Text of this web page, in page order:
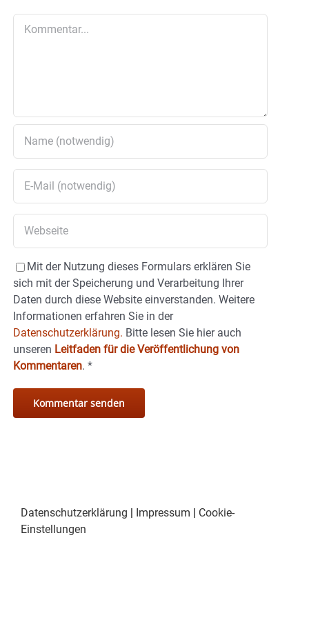
Mit der Nutzung dieses Formulars erklären Sie
sich mit der Speicherung und Verarbeitung Ihrer
Daten durch diese Website einverstanden. Weitere
Informationen erfahren Sie in der
Datenschutzerklärung. Bitte lesen Sie hier auch
unseren Leitfaden für die Veröffentlichung von
Kommentaren. *
Datenschutzerklärung | Impressum | Cookie-
Einstellungen